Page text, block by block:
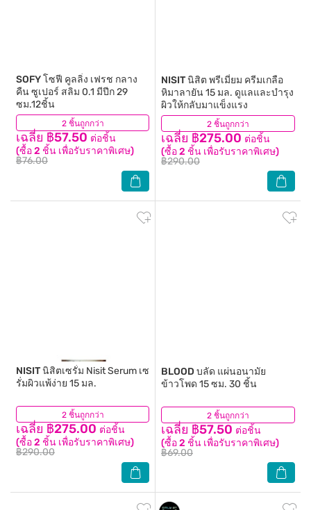
2 ชิ้นถูกกว่า
SOFYโซฟี คูลลิ่ง เฟรช กลาง
คืน ซูเปอร์ สลิม 0.1 มีปีก 29
ซม.12ชิ้น
เฉลี่ย ฿57.50 ต่อชิ้น
(ซื้อ 2 ชิ้น เพื่อรับราคาพิเศษ)
฿76.00
(84) 2 ชิ้นถูกกว่า
NISITนิสิต พรีเมี่ยม ครีมเกลือ
หิมาลายัน 15 มล. ดูแลและบำรุง
ผิวให้กลับมาแข็งแรง
เฉลี่ย ฿275.00 ต่อชิ้น
(ซื้อ 2 ชิ้น เพื่อรับราคาพิเศษ)
฿290.00
(63)
2 ชิ้นถูกกว่า
NISITนิสิตเซรั่ม Nisit Serum เซ
รั่มผิวแพ้ง่าย 15 มล.
เฉลี่ย ฿275.00 ต่อชิ้น
(ซื้อ 2 ชิ้น เพื่อรับราคาพิเศษ)
฿290.00
(166) 2 ชิ้นถูกกว่า
BLOOD บลัด แผ่นอนามัย
ข้าวโพด 15 ซม. 30 ชิ้น
เฉลี่ย ฿57.50 ต่อชิ้น
(ซื้อ 2 ชิ้น เพื่อรับราคาพิเศษ)
฿69.00
(0)